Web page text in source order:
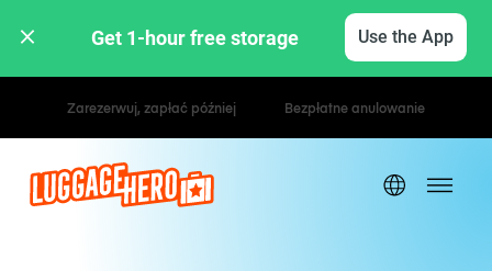
Get 1-hour free storage Use the App
Stawki godzinowe / dzienne